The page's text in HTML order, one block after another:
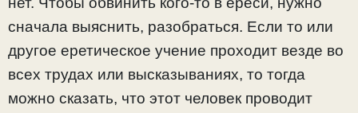
сначала выяснить, разобраться. Если то или
другое еретическое учение проходит везде во
всех трудах или высказываниях, то тогда
можно сказать, что этот человек проводит